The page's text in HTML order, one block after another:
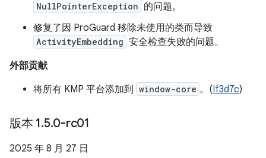
NullPointerException 的问题。
修复了因 ProGuard 移除未使用的类而导致
ActivityEmbedding 安全检查失败的问题。
外部贡献
将所有 KMP 平台添加到 window-core 。(If3d7c)
版本 1.5.0-rc01
2025 年 8 月 27 日